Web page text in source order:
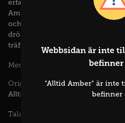
Webbsidan är inte
"Alltid Amber" är inte
befinner
erfarenheten av könsdysfori och
Amber någonsin haft. De två
och delar på allt i en berusande
drömmar, fester och nyfunna
träffar kärleken ställs relationen
Medverkande : Amber Mastracci
Originaltitel :
Alltid Amber
Talade språk :